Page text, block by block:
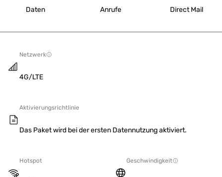
Daten Anrufe Direct Mail
Netzwerk
4G/LTE
Aktivierungsrichtlinie
Das Paket wird bei der ersten Datennutzung aktiviert.
Hotspot Geschwindigkeit